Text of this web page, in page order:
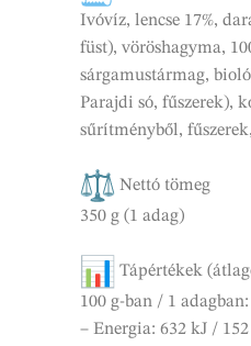
Ivóvíz, lencse 17%,
füst), vöröshagyma,
sárgamustármag,
Parajdi só, fűszerek),
sűrítményből,
Nettó tömeg
350 g (1 adag)
Tápértékek
100 g-ban / 1 adagban:
– Energia: 632 kJ /